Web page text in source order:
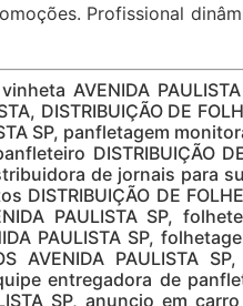
Profissional
AVENIDA
DISTRIBUIÇÃO DE
SP, panfletagem
DISTRIBUIÇÃO
de jornais para
DISTRIBUIÇÃO DE
PAULISTA SP,
PAULISTA SP,
AVENIDA
entregadora de
SP, anuncio em